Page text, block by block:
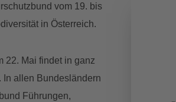
vom 19. bis
in Österreich.
22. Mai findet in ganz
In allen Bundesländern
Führungen,